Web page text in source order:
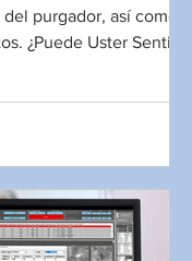
purgador, así como
¿Puede Uster Sentinel